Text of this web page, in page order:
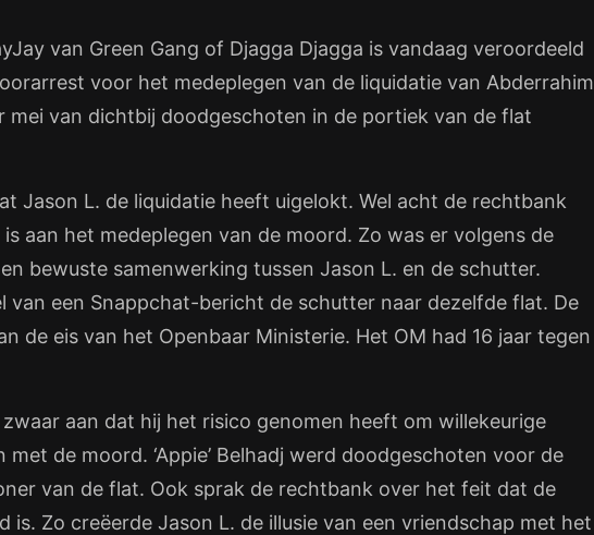
van Green Gang of Djagga Djagga is vandaag veroordeeld
voor het medeplegen van de liquidatie van Abderrahim
mei van dichtbij doodgeschoten in de portiek van de flat
Jason L. de liquidatie heeft uigelokt. Wel acht de rechtbank
aan het medeplegen van de moord. Zo was er volgens de
bewuste samenwerking tussen Jason L. en de schutter.
van een Snappchat-bericht de schutter naar dezelfde flat. De
de eis van het Openbaar Ministerie. Het OM had 16 jaar tegen
aan dat hij het risico genomen heeft om willekeurige
de moord. ‘Appie’ Belhadj werd doodgeschoten voor de
van de flat. Ook sprak de rechtbank over het feit dat de
is. Zo creëerde Jason L. de illusie van een vriendschap met het